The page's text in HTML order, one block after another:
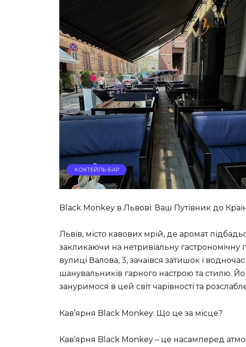
КОКТЕЙЛЬ-БАР
Black Monkey в Львові: Ваш Путівник до
Львів, місто кавових мрій, де аромат
закликаючи на нетривіальну
вулиці Валова, 3, зачаївся затишок і
шанувальників гарного настрою та стилю.
зануримося в цей світ чарівності та
Кав’ярня Black Monkey: Що це за місце?
Кав’ярня Black Monkey – це насамперед